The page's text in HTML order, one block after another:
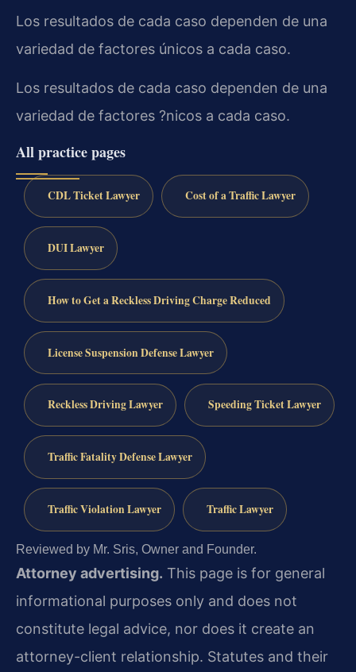
Los resultados de cada caso dependen de una
variedad de factores únicos a cada caso.
Los resultados de cada caso dependen de una
variedad de factores ?nicos a cada caso.
All practice pages
CDL Ticket Lawyer Cost of a Traffic Lawyer
DUI Lawyer
How to Get a Reckless Driving Charge Reduced
License Suspension Defense Lawyer
Reckless Driving Lawyer Speeding Ticket Lawyer
Traffic Fatality Defense Lawyer
Traffic Violation Lawyer Traffic Lawyer
Reviewed by Mr. Sris, Owner and Founder.
Attorney advertising. This page is for general
informational purposes only and does not
constitute legal advice, nor does it create an
attorney-client relationship. Statutes and their